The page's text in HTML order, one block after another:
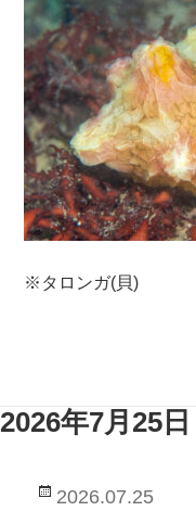
※タロンガ(貝)
2026年7月25日
投
2026.07.25